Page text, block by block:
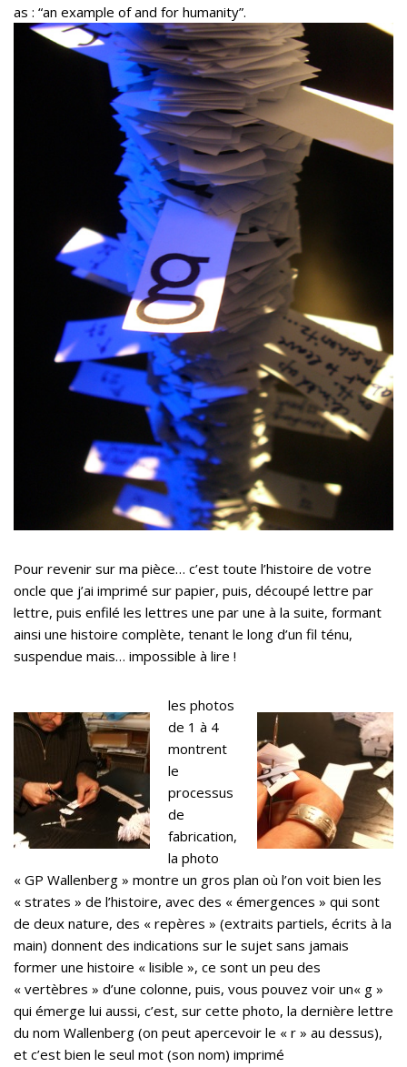
as : “an example of and for humanity”.
Pour revenir sur ma pièce… c’est toute l’histoire de votre
oncle que j’ai imprimé sur papier, puis, découpé lettre par
lettre, puis enfilé les lettres une par une à la suite, formant
ainsi une histoire complète, tenant le long d’un fil ténu,
suspendue mais… impossible à lire !
les photos
de 1 à 4
montrent
le
processus
de
fabrication,
la photo
« GP Wallenberg » montre un gros plan où l’on voit bien les
« strates » de l’histoire, avec des « émergences » qui sont
de deux nature, des « repères » (extraits partiels, écrits à la
main) donnent des indications sur le sujet sans jamais
former une histoire « lisible », ce sont un peu des
« vertèbres » d’une colonne, puis, vous pouvez voir un« g »
qui émerge lui aussi, c’est, sur cette photo, la dernière lettre
du nom Wallenberg (on peut apercevoir le « r » au dessus),
et c’est bien le seul mot (son nom) imprimé